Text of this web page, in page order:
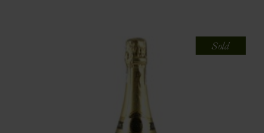
Sold